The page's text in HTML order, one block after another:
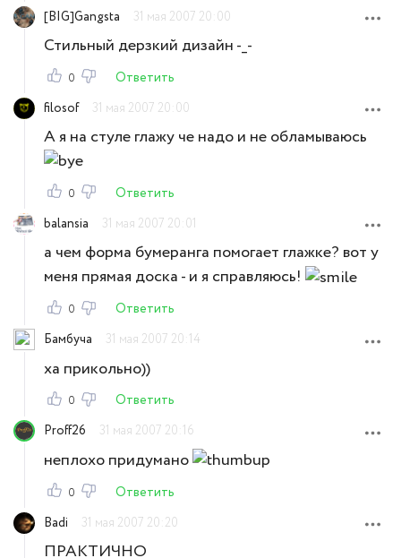
[BIG]Gangsta
31 мая 2007 20:00
Стильный дерзкий дизайн -_-
0
Ответить
filosof
31 мая 2007 20:00
А я на стуле глажу че надо и не обламываюсь
0
Ответить
balansia
31 мая 2007 20:01
а чем форма бумеранга помогает глажке? вот у
меня прямая доска - и я справляюсь!
0
Ответить
Бамбуча
31 мая 2007 20:14
ха прикольно))
0
Ответить
Proff26
31 мая 2007 20:16
неплохо придумано
0
Ответить
Badi
31 мая 2007 20:20
ПРАКТИЧНО